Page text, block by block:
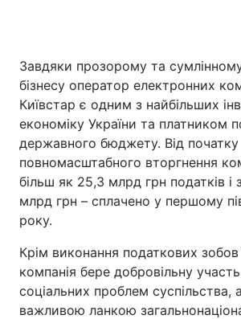
Економіка Світ
Спорт Наука
Техно і зв'язок
Зброя
Здоров'я
Цікавинки Погода
Екологія Регіони
Завдяки прозорому та
бізнесу оператор електронних
Київстар є одним з найбільших
економіку України та платником
державного бюджету. Від початку
повномасштабного вторгнення
більш як 25,3 млрд грн податків і
млрд грн – сплачено у першому
року.
Крім виконання податкових
компанія бере добровільну
соціальних проблем суспільства,
важливою ланкою